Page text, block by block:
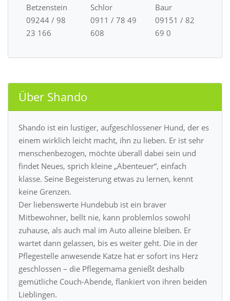
Betzenstein
09244 / 98
23 166
Schlor
0911 / 78 49
608
Baur
09151 / 82
69 0
Über Shando
Shando ist ein lustiger, aufgeschlossener Hund, der es
einem wirklich leicht macht, ihn zu lieben. Er ist sehr
menschenbezogen, möchte überall dabei sein und
findet Neues, sprich kleine „Abenteuer“, einfach
klasse. Seine Begeisterung etwas zu lernen, kennt
keine Grenzen.
Der liebenswerte Hundebub ist ein braver
Mitbewohner, bellt nie, kann problemlos sowohl
zuhause, als auch mal im Auto alleine bleiben. Er
wartet dann gelassen, bis es weiter geht. Die in der
Pflegestelle anwesende Katze hat er sofort ins Herz
geschlossen – die Pflegemama genießt deshalb
gemütliche Couch-Abende, flankiert von ihren beiden
Lieblingen.